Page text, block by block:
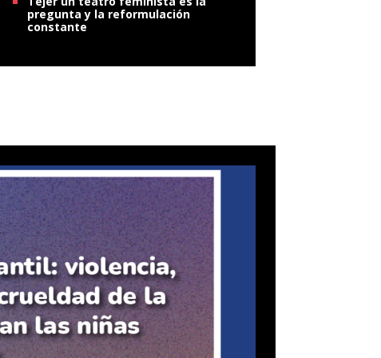
pregunta y la reformulación
constante